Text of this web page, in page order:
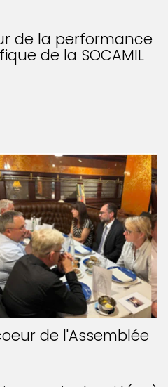
de la performance
de la SOCAMIL
de l'Assemblée